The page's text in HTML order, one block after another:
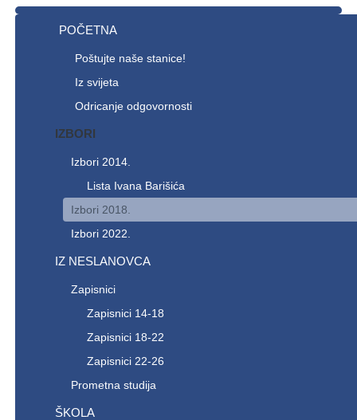
POČETNA
Poštujte naše stanice!
Iz svijeta
Odricanje odgovornosti
IZBORI
Izbori 2014.
Lista Ivana Barišića
Izbori 2018.
Izbori 2022.
IZ NESLANOVCA
Zapisnici
Zapisnici 14-18
Zapisnici 18-22
Zapisnici 22-26
Prometna studija
ŠKOLA